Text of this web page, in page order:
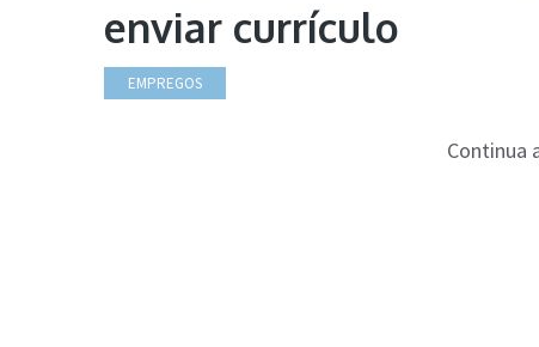
enviar currículo
EMPREGOS
Continua